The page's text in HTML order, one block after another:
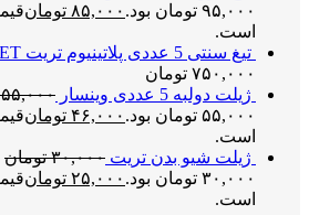
۹۵,۰۰۰ تومان بود.
۸۵,۰۰۰ تومان
است.
تیغ سنتی 5 عددی پلاتینیوم تریت TREET ( 20 بسته 5 عددی )
۷۵۰,۰۰۰ تومان
ژیلت دولبه 5 عددی وینسار
۵۵,۰۰۰
۵۵,۰۰۰ تومان بود.
۴۶,۰۰۰ تومان
است.
ژیلت شیو بدن تریت ۳۰,۰۰۰ تومان
۳۰,۰۰۰ تومان بود.
۲۵,۰۰۰ تومان
است.